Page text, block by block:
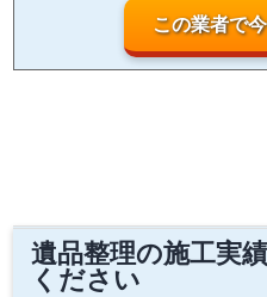
この業者で
遺品整理の施工実
ください